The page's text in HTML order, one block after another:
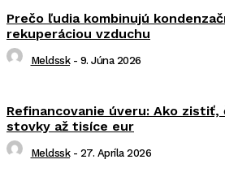
Prečo ľudia kombinujú
rekuperáciou vzduchu
Meldssk - 9. Júna 2026
Refinancovanie úveru: Ako
stovky až tisíce eur
Meldssk - 27. Apríla 2026